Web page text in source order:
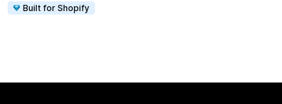
Built for Shopify